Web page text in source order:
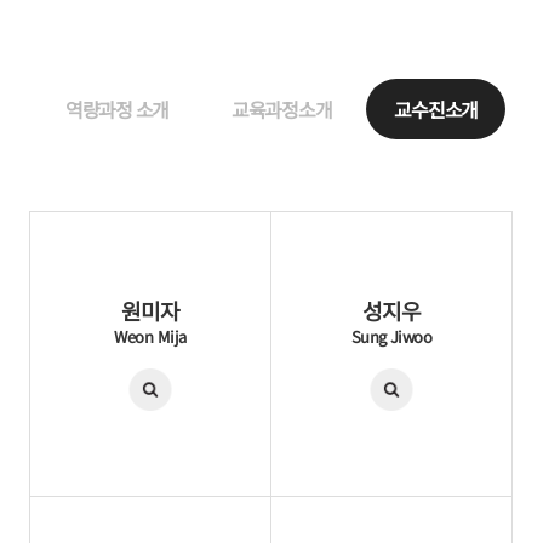
역량과정 소개 교육과정소개 교수진소개
원미자
Weon Mija
성지우
Sung Jiwoo